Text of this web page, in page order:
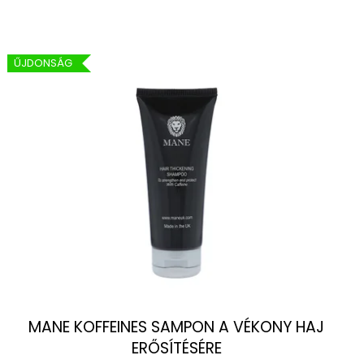
ŰJDONSÁG
MANE KOFFEINES SAMPON A VÉKONY HAJ
ERŐSÍTÉSÉRE